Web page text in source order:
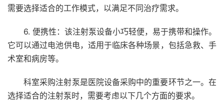
需要选择适合的工作模式，以满足不同治疗需求。
6. 便携性：该注射泵设备小巧轻便，易于携带和操作。
它可以通过电池供电，适用于临床各种场景，包括急救、手
术室和病房等。
科室采购注射泵是医院设备采购中的重要环节之一。在
选择适合的注射泵时，需要考虑以下几个方面的要求。